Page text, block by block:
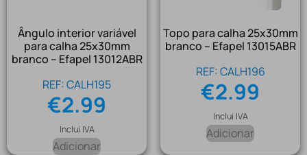
Ângulo interior variável
para calha 25x30mm
branco – Efapel 13012ABR
REF: CALH195
€2.99
Inclui IVA
Adicionar
Topo para calha 25x30mm
branco – Efapel 13015ABR
REF: CALH196
€2.99
Inclui IVA
Adicionar